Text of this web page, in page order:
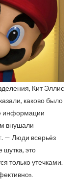
Кит Эллис
каково было
информации
внушали
— Люди всерьёз
шутка, это
только утечками.